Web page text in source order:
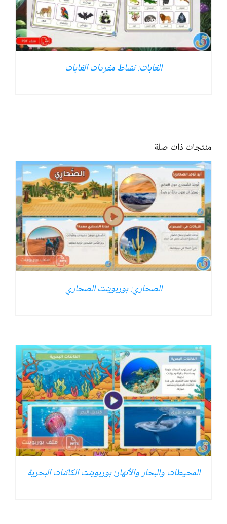
الغابات: نشاط مفردات الغابات
منتجات ذات صلة
الصحاري: بوربوينت الصحاري
المحيطات والبحار والأنهار: بوربوينت الكائنات البحرية